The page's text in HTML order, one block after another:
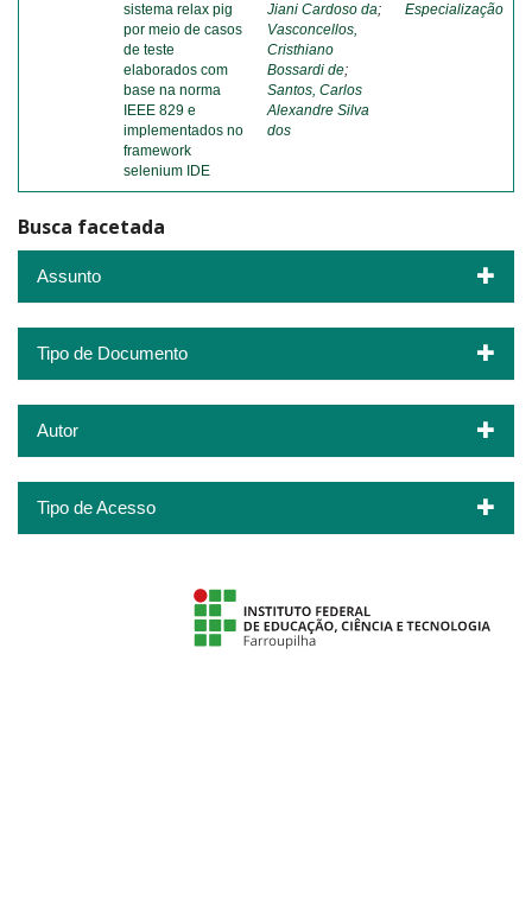
sistema relax pig
por meio de casos
de teste
elaborados com
base na norma
IEEE 829 e
implementados no
framework
selenium IDE
Jiani Cardoso da;
Vasconcellos,
Cristhiano
Bossardi de;
Santos, Carlos
Alexandre Silva
dos
Especialização
Busca facetada
Assunto
Tipo de Documento
Autor
Tipo de Acesso